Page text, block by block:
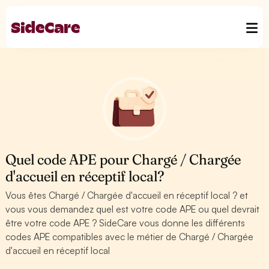
Quel code APE pour Chargé / Chargée
d'accueil en réceptif local?
Vous êtes Chargé / Chargée d'accueil en réceptif local ? et
vous vous demandez quel est votre code APE ou quel devrait
être votre code APE ? SideCare vous donne les différents
codes APE compatibles avec le métier de Chargé / Chargée
d'accueil en réceptif local